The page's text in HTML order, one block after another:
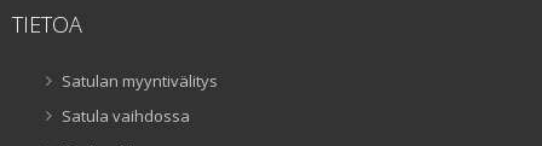
TIETOA
Satulan myyntivälitys
Satula vaihdossa